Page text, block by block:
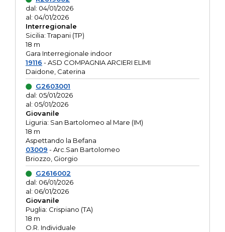
dal: 04/01/2026
al: 04/01/2026
Interregionale
Sicilia: Trapani (TP)
18 m
Gara Interregionale indoor
19116 - ASD COMPAGNIA ARCIERI ELIMI
Daidone, Caterina
G2603001
dal: 05/01/2026
al: 05/01/2026
Giovanile
Liguria: San Bartolomeo al Mare (IM)
18 m
Aspettando la Befana
03009 - Arc.San Bartolomeo
Briozzo, Giorgio
G2616002
dal: 06/01/2026
al: 06/01/2026
Giovanile
Puglia: Crispiano (TA)
18 m
O.R. Individuale